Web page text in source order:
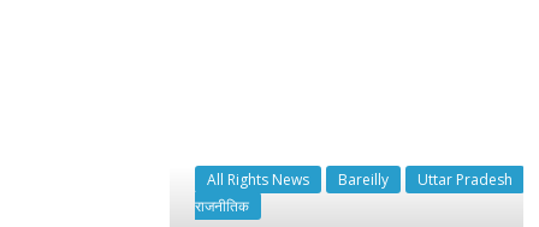
Bareilly Uttar Pradesh राजनीति
हॉट